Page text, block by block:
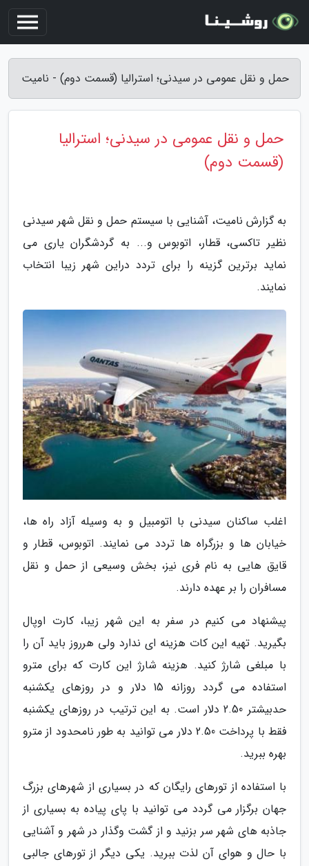
حمل و نقل عمومی در سیدنی؛ استرالیا (قسمت دوم) - نامیت
حمل و نقل عمومی در سیدنی؛ استرالیا
(قسمت دوم)
به گزارش نامیت، آشنایی با سیستم حمل و نقل شهر سیدنی
نظیر تاکسی، قطار، اتوبوس و... به گردشگران یاری می
نماید برترین گزینه را برای تردد دراین شهر زیبا انتخاب
نمایند.
اغلب ساکنان سیدنی با اتومبیل و به وسیله آزاد راه ها،
خیابان ها و بزرگراه ها تردد می نمایند. اتوبوس، قطار و
قایق هایی به نام فری نیز، بخش وسیعی از حمل و نقل
مسافران را بر عهده دارند.
پیشنهاد می کنیم در سفر به این شهر زیبا، کارت اوپال
بگیرید. تهیه این کات هزینه ای ندارد ولی هرروز باید آن را
با مبلغی شارژ کنید. هزینه شارژ این کارت که برای مترو
استفاده می گردد روزانه 15 دلار و در روزهای یکشنبه
حدبیشتر 2.50 دلار است. به این ترتیب در روزهای یکشنبه
فقط با پرداخت 2.50 دلار می توانید به طور نامحدود از مترو
بهره ببرید.
با استفاده از تورهای رایگان که در بسیاری از شهرهای بزرگ
جهان برگزار می گردد می توانید با پای پیاده به بسیاری از
جاذبه های شهر سر بزنید و از گشت وگذار در شهر و آشنایی
با حال و هوای آن لذت ببرید. یکی دیگر از تورهای جالبی